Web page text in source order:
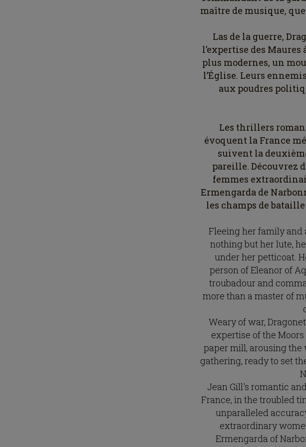
maître de musique,
Las de la guerre,
l’expertise des
plus modernes, un
l’Église. Leurs
aux poudres
Les thrillers
évoquent la France
suivent la
pareille. Découvrez
femmes
Ermengarda de
les champs de
Fleeing her family and
nothing but her lute,
under her petticoat.
person of Eleanor of
troubadour and
more than a master of
Weary of war,
expertise of the
paper mill, arousing the
gathering, ready to set
Jean Gill's romantic
France, in the troubled
unparalleled
extraordinary
Ermengarda of